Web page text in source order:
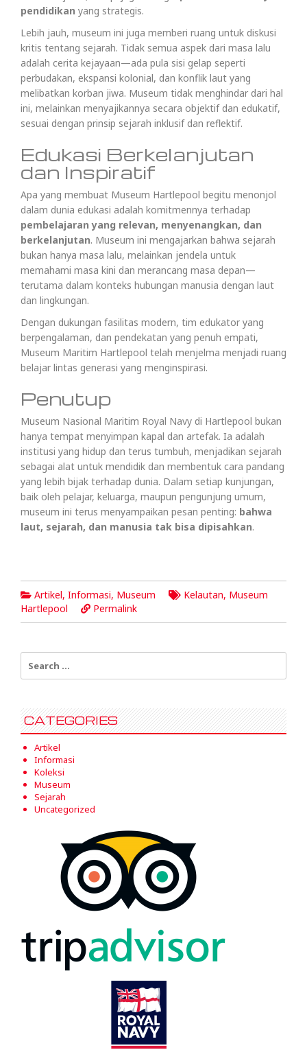
pendidikan yang strategis.
Lebih jauh, museum ini juga memberi ruang untuk diskusi
kritis tentang sejarah. Tidak semua aspek dari masa lalu
adalah cerita kejayaan—ada pula sisi gelap seperti
perbudakan, ekspansi kolonial, dan konflik laut yang
melibatkan korban jiwa. Museum tidak menghindar dari hal
ini, melainkan menyajikannya secara objektif dan edukatif,
sesuai dengan prinsip sejarah inklusif dan reflektif.
Edukasi Berkelanjutan
dan Inspiratif
Apa yang membuat Museum Hartlepool begitu menonjol
dalam dunia edukasi adalah komitmennya terhadap
pembelajaran yang relevan, menyenangkan, dan
berkelanjutan. Museum ini mengajarkan bahwa sejarah
bukan hanya masa lalu, melainkan jendela untuk
memahami masa kini dan merancang masa depan—
terutama dalam konteks hubungan manusia dengan laut
dan lingkungan.
Dengan dukungan fasilitas modern, tim edukator yang
berpengalaman, dan pendekatan yang penuh empati,
Museum Maritim Hartlepool telah menjelma menjadi ruang
belajar lintas generasi yang menginspirasi.
Penutup
Museum Nasional Maritim Royal Navy di Hartlepool bukan
hanya tempat menyimpan kapal dan artefak. Ia adalah
institusi yang hidup dan terus tumbuh, menjadikan sejarah
sebagai alat untuk mendidik dan membentuk cara pandang
yang lebih bijak terhadap dunia. Dalam setiap kunjungan,
baik oleh pelajar, keluarga, maupun pengunjung umum,
museum ini terus menyampaikan pesan penting: bahwa
laut, sejarah, dan manusia tak bisa dipisahkan.
Artikel, Informasi, Museum Kelautan, Museum
Hartlepool
Permalink
Search
for:
CATEGORIES
Artikel
Informasi
Koleksi
Museum
Sejarah
Uncategorized